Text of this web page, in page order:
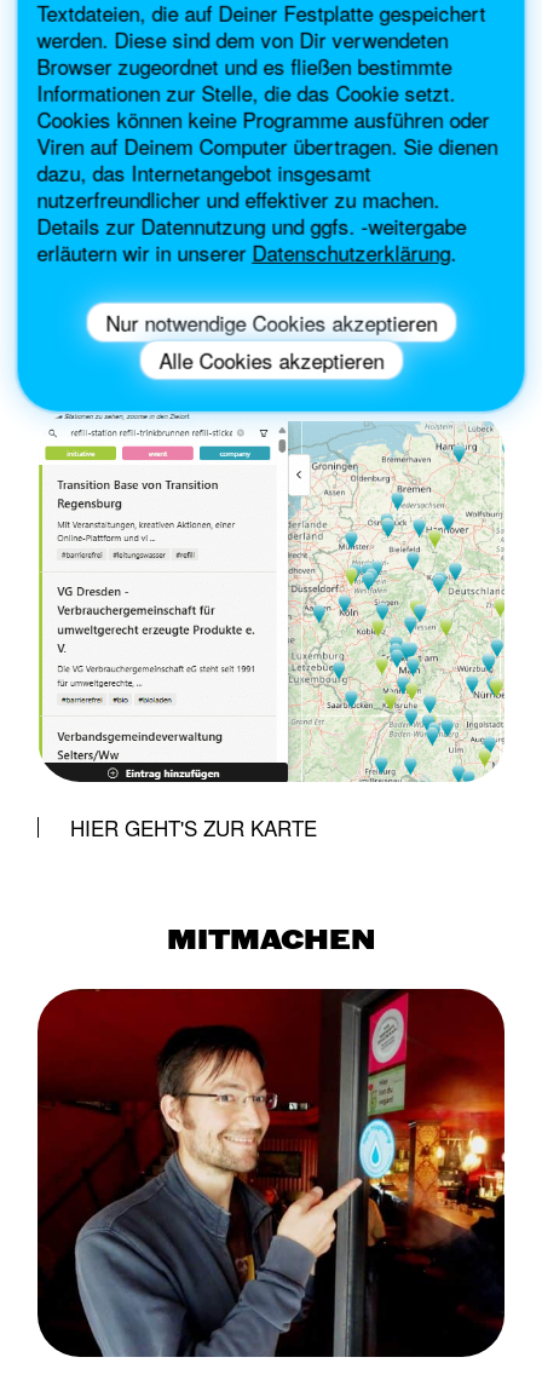
Textdateien, die auf Deiner Festplatte gespeichert
werden. Diese sind dem von Dir verwendeten
Browser zugeordnet und es fließen bestimmte
Informationen zur Stelle, die das Cookie setzt.
Cookies können keine Programme ausführen oder
Viren auf Deinem Computer übertragen. Sie dienen
dazu, das Internetangebot insgesamt
nutzerfreundlicher und effektiver zu machen.
Details zur Datennutzung und ggfs. -weitergabe
erläutern wir in unserer Datenschutzerklärung.
Nur notwendige Cookies akzeptieren
Alle Cookies akzeptieren
Mach mit!
Jetzt informieren
Mach mit!
Jetzt informieren
Refill-Deutschland ist eine einfache
Idee mit großer Wirkung: Sie fördert
den einfachen und kostenlosen
Zugang zu Trinkwasser für alle. Wer
mitmacht trägt aktiv zur Reduzierung
von Plastikmüll und zu mehr
Umweltschutz bei!
HIER GEHT'S ZUR KARTE
MITMACHEN